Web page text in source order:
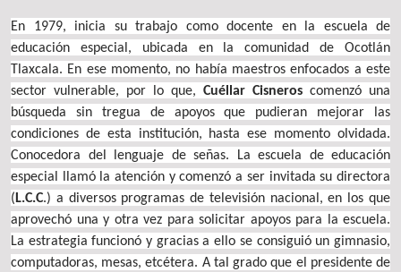
En 1979, inicia su trabajo como docente en la escuela de
educación especial, ubicada en la comunidad de Ocotlán
Tlaxcala. En ese momento, no había maestros enfocados a este
sector vulnerable, por lo que, Cuéllar Cisneros comenzó una
búsqueda sin tregua de apoyos que pudieran mejorar las
condiciones de esta institución, hasta ese momento olvidada.
Conocedora del lenguaje de señas. La escuela de educación
especial llamó la atención y comenzó a ser invitada su directora
( L.C.C.) a diversos programas de televisión nacional, en los que
aprovechó una y otra vez para solicitar apoyos para la escuela.
La estrategia funcionó y gracias a ello se consiguió un gimnasio,
computadoras, mesas, etcétera. A tal grado que el presidente de